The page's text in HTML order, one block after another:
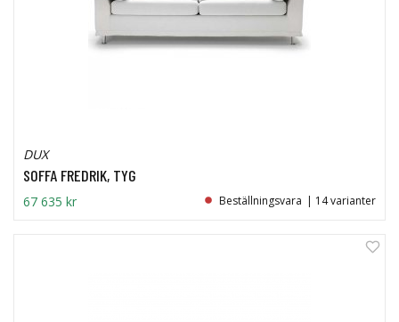
DUX
SOFFA FREDRIK, TYG
67 635 kr Beställningsvara | 14 varianter